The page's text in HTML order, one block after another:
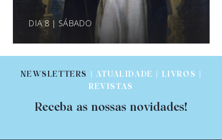
DIA 8 | SÁBADO
NEWSLETTERS
| ATUALIDADE | LIVROS |
REVISTAS
Receba as nossas novidades!